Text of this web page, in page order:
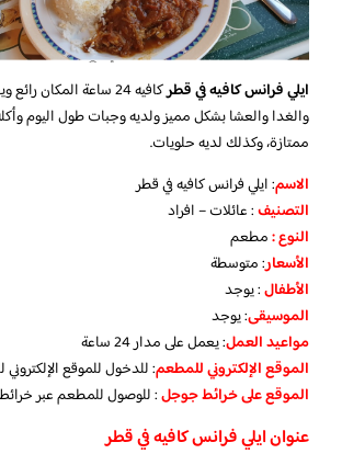
ايلي فرانس كافيه في قطر
كافيه 24 ساعة المكان
والغدا والعشا بشكل مميز ولديه وجبات طول اليوم
ممتازة، وكذلك لديه حلويات.
الاسم: ايلي فرانس كافيه في قطر
التصنيف: عائلات – افراد
النوع :مطعم
الأسعار:متوسطة
الأطفال:يوجد
الموسيقى:يوجد
مواعيد العمل: يعمل على مدار 24 ساعة
الموقع الإلكتروني للمطعم: للدخول للموقع
الموقع على خرائط جوجل: للوصول للمطعم عبر
عنوان ايلي فرانس كافيه في قطر